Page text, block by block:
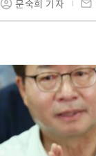
문숙희 기자